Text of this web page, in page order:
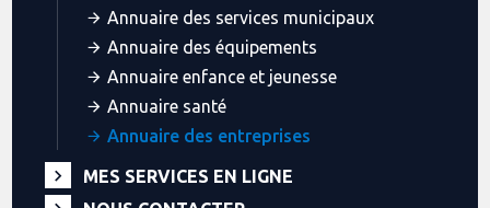
Annuaire des services municipaux
Annuaire des équipements
Annuaire enfance et jeunesse
Annuaire santé
Annuaire des entreprises
MES SERVICES EN LIGNE